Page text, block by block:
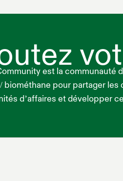
est la communauté
biométhane pour partager
d’affaires et développer